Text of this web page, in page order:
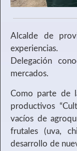
Alcalde de
experiencias.
Delegación
mercados.
Como parte de
productivos
vacíos de
frutales (uva,
desarrollo de